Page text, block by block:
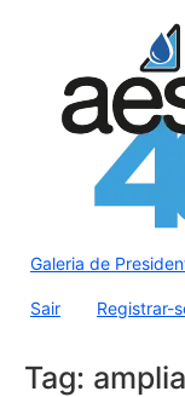
Galeria de
Sair Registrar-
Tag: